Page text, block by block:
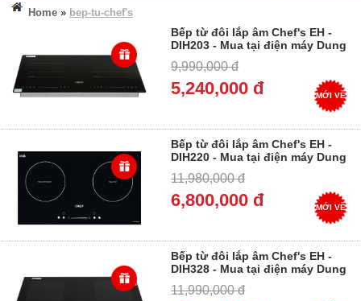
DANH
MỤC
Home » bep-tu-chef's
Bếp từ đôi lắp âm Chef's EH -
DIH203 - Mua tại điện máy Dung
9,990,000 đ
5,240,000 đ MỚI VỀ
Bếp từ đôi lắp âm Chef's EH -
DIH220 - Mua tại điện máy Dung
11,980,000 đ
6,800,000 đ MỚI VỀ
Bếp từ đôi lắp âm Chef's EH -
DIH328 - Mua tại điện máy Dung
11,990,000 đ